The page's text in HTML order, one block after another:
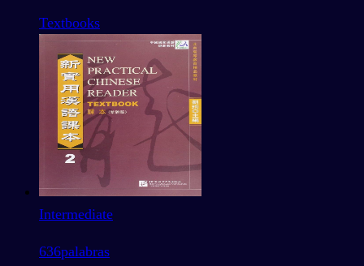
Textbooks
Intermediate
636palabras